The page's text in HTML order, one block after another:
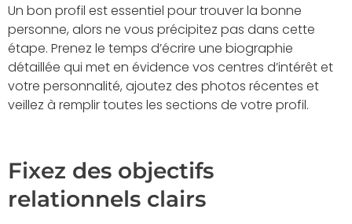
Un bon profil est essentiel pour trouver la bonne
personne, alors ne vous précipitez pas dans cette
étape. Prenez le temps d’écrire une biographie
détaillée qui met en évidence vos centres d’intérêt et
votre personnalité, ajoutez des photos récentes et
veillez à remplir toutes les sections de votre profil.
Fixez des objectifs
relationnels clairs